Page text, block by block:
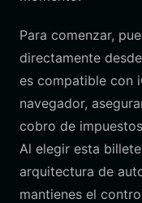
Para comenzar,
directamente
es compatible con
navegador,
cobro de
Al elegir esta
arquitectura de
mantienes el